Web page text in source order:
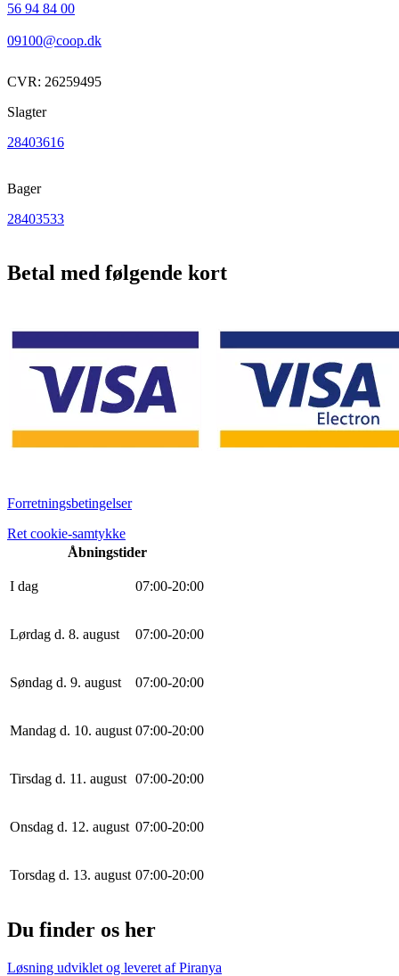
56 94 84 00
09100@coop.dk
CVR: 26259495
Slagter
28403616
Bager
28403533
Betal med følgende kort
Forretningsbetingelser
Ret cookie-samtykke
Åbningstider
I dag 07:00-20:00
Lørdag d. 8. august 07:00-20:00
Søndag d. 9. august 07:00-20:00
Mandag d. 10. august 07:00-20:00
Tirsdag d. 11. august 07:00-20:00
Onsdag d. 12. august 07:00-20:00
Torsdag d. 13. august 07:00-20:00
Du finder os her
Løsning udviklet og leveret afPiranya